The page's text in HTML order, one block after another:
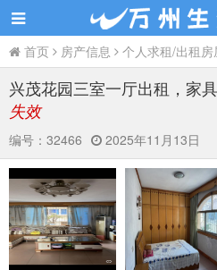
首页 房产信息 个人求租/出租房
兴茂花园三室一厅出租，家
失效
编号： 32466 2025年11月13日